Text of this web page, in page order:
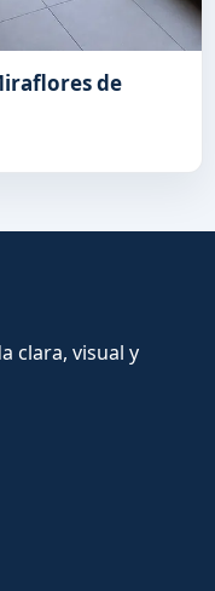
de
clara, visual y